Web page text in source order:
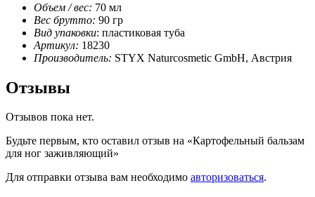
Объем / вес: 70 мл
Вес брутто: 90 гр
Вид упаковки: пластиковая туба
Артикул: 18230
Производитель: STYX Naturcosmetic GmbH, Австрия
Отзывы
Отзывов пока нет.
Будьте первым, кто оставил отзыв на «Картофельный бальзам
для ног заживляющий»
Для отправки отзыва вам необходимо авторизоваться.